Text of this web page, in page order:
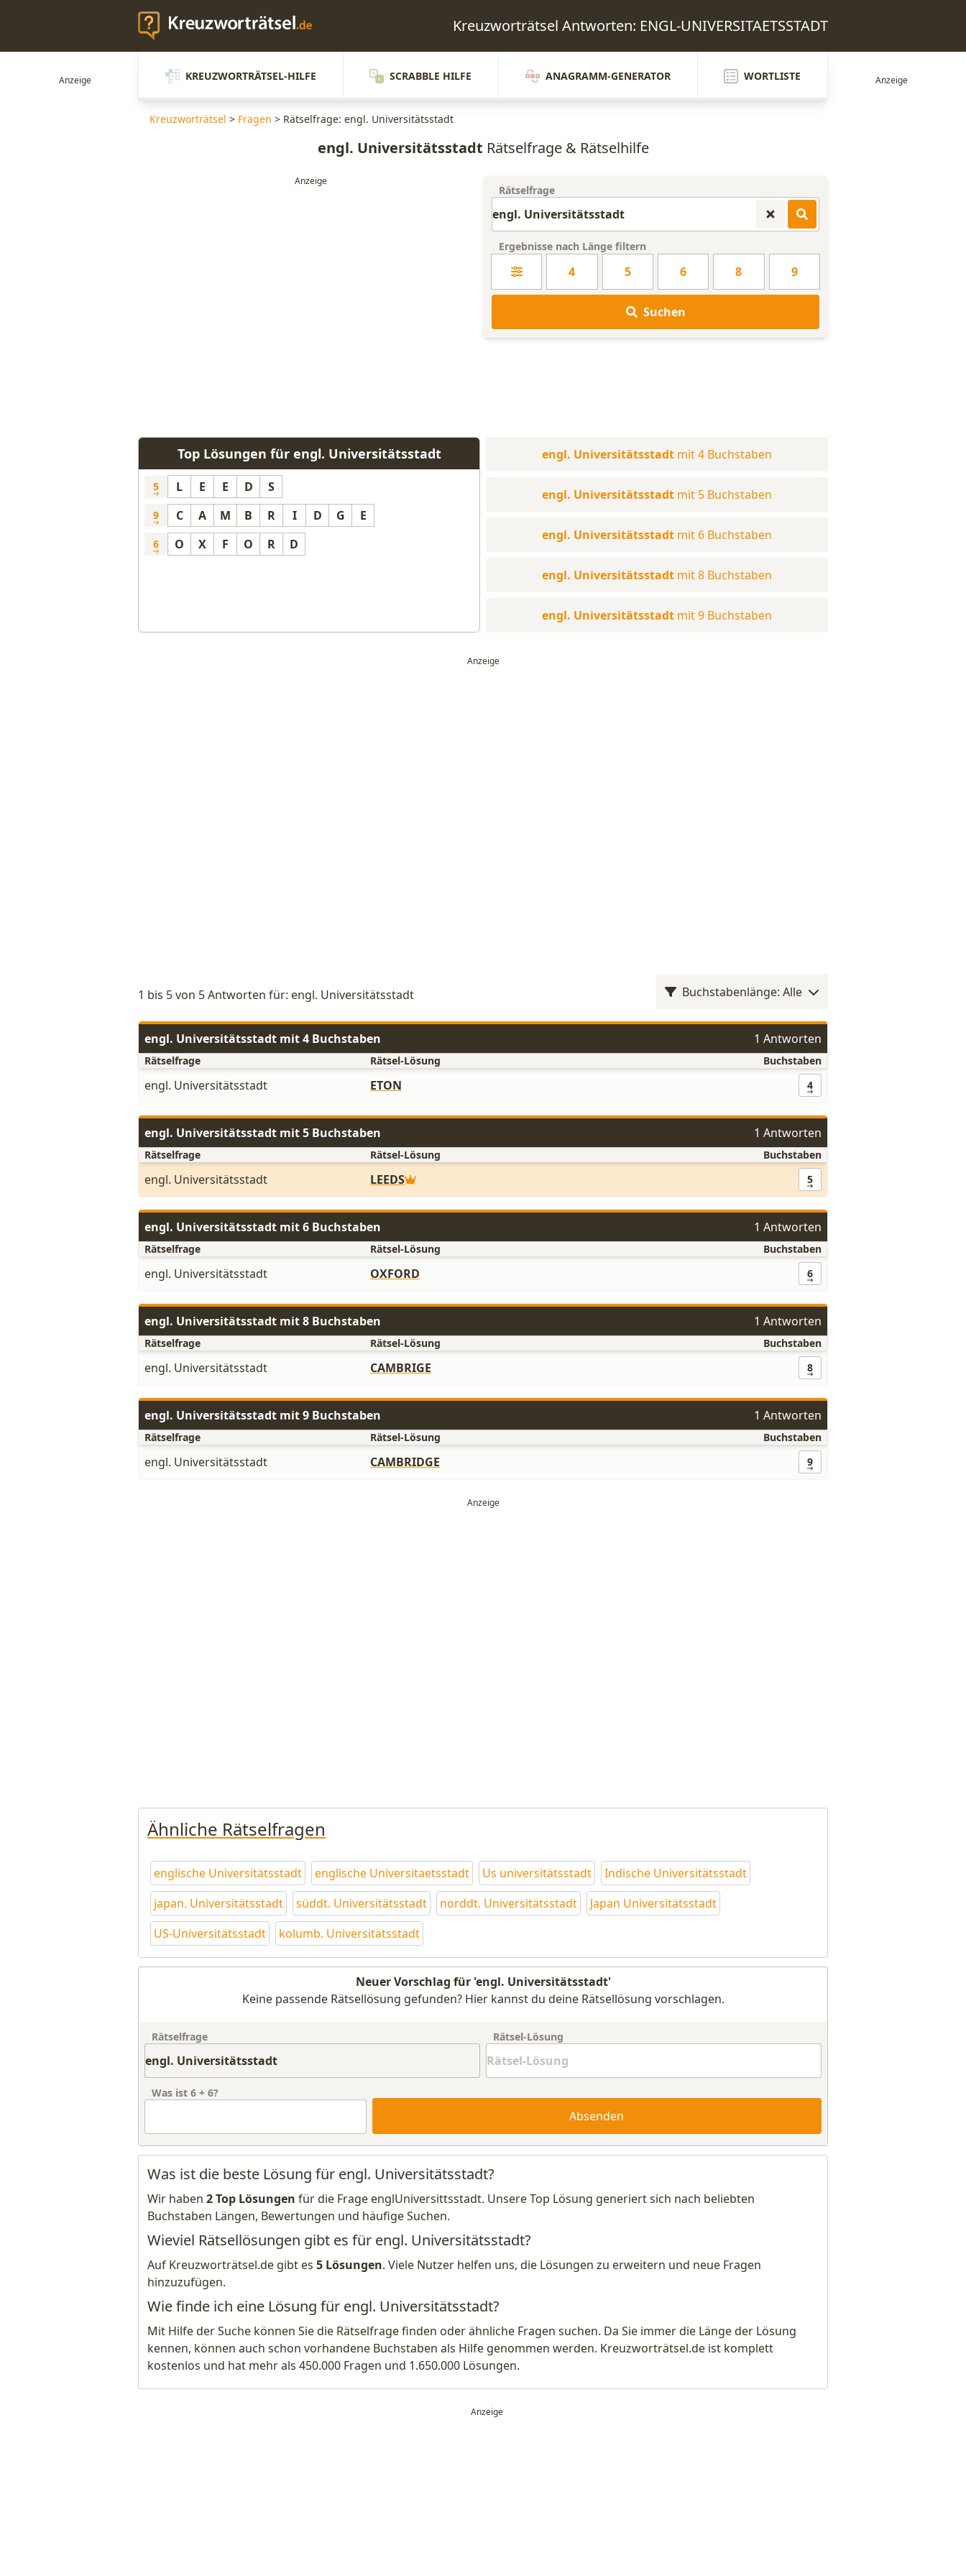
Kreuzworträtsel Antworten: ENGL-UNIVERSITAETSSTADT
KREUZWORTRÄTSEL-HILFE SCRABBLE HILFE ANAGRAMM-GENERATOR WORTLISTE
Kreuzworträtsel > Fragen > Rätselfrage: engl. Universitätsstadt
engl. Universitätsstadt Rätselfrage & Rätselhilfe
Rätselfrage
Ergebnisse nach Länge filtern
4 5 6 8 9
Suchen
Top Lösungen für engl. Universitätsstadt
5 L E E D S
9 C A M B R I D G E
6 O X F O R D
engl. Universitätsstadt mit 4 Buchstaben
engl. Universitätsstadt mit 5 Buchstaben
engl. Universitätsstadt mit 6 Buchstaben
engl. Universitätsstadt mit 8 Buchstaben
engl. Universitätsstadt mit 9 Buchstaben
1 bis 5 von 5 Antworten für: engl. Universitätsstadt Buchstabenlänge: Alle
engl. Universitätsstadt mit 4 Buchstaben 1 Antworten
Rätselfrage Rätsel-Lösung Buchstaben
engl. Universitätsstadt ETON 4
engl. Universitätsstadt mit 5 Buchstaben 1 Antworten
Rätselfrage Rätsel-Lösung Buchstaben
engl. Universitätsstadt LEEDS 5
engl. Universitätsstadt mit 6 Buchstaben 1 Antworten
Rätselfrage Rätsel-Lösung Buchstaben
engl. Universitätsstadt OXFORD 6
engl. Universitätsstadt mit 8 Buchstaben 1 Antworten
Rätselfrage Rätsel-Lösung Buchstaben
engl. Universitätsstadt CAMBRIGE 8
engl. Universitätsstadt mit 9 Buchstaben 1 Antworten
Rätselfrage Rätsel-Lösung Buchstaben
engl. Universitätsstadt CAMBRIDGE 9
Ähnliche Rätselfragen
englische Universitätsstadt englische Universitaetsstadt Us universitätsstadt
Indische Universitätsstadt
japan. Universitätsstadt
süddt. Universitätsstadt norddt. Universitätsstadt
Japan Universitätsstadt
US-Universitätsstadt
kolumb. Universitätsstadt
Neuer Vorschlag für 'engl. Universitätsstadt'
Keine passende Rätsellösung gefunden? Hier kannst du deine Rätsellösung vorschlagen.
Rätselfrage Rätsel-Lösung
Was ist 6 + 6?
Absenden
Was ist die beste Lösung für engl. Universitätsstadt?
Wir haben 2 Top Lösungen für die Frage englUniversittsstadt. Unsere Top Lösung generiert sich nach beliebten
Buchstaben Längen, Bewertungen und häufige Suchen.
Wieviel Rätsellösungen gibt es für engl. Universitätsstadt?
Auf Kreuzworträtsel.de gibt es 5 Lösungen. Viele Nutzer helfen uns, die Lösungen zu erweitern und neue Fragen
hinzuzufügen.
Wie finde ich eine Lösung für engl. Universitätsstadt?
Mit Hilfe der Suche können Sie die Rätselfrage finden oder ähnliche Fragen suchen. Da Sie immer die Länge der Lösung
kennen, können auch schon vorhandene Buchstaben als Hilfe genommen werden. Kreuzworträtsel.de ist komplett
kostenlos und hat mehr als 450.000 Fragen und 1.650.000 Lösungen.